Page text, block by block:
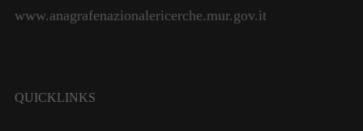
www.anagrafenazionalericerche.mur.gov.it
QUICKLINKS